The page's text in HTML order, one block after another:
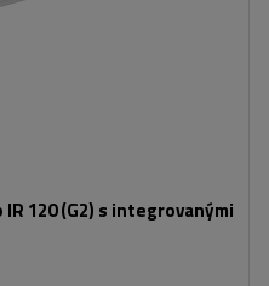
120 (G2) s integrovanými